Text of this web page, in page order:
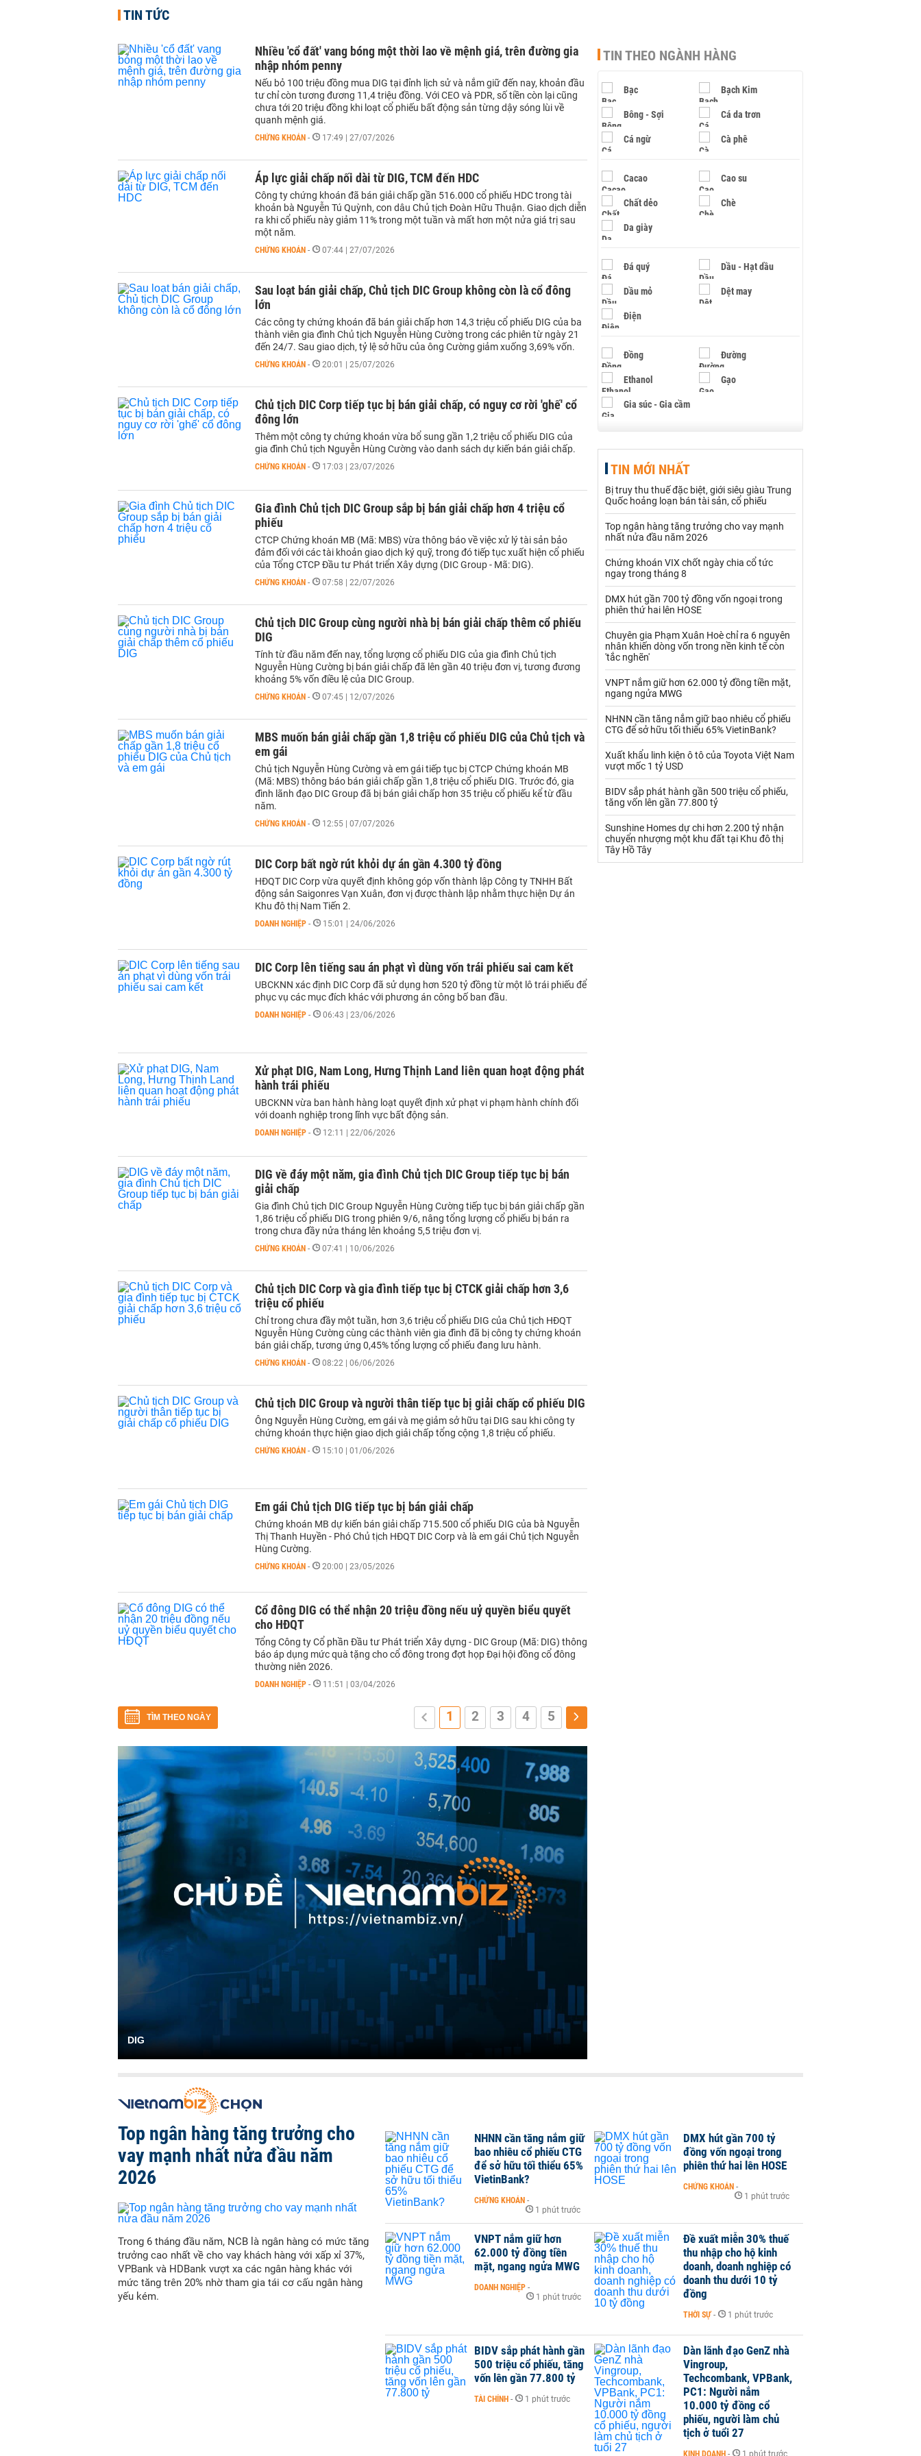
TIN TỨC
Nhiều 'cổ đất' vang bóng một thời lao về mệnh giá, trên đường gia
nhập nhóm penny
Nếu bỏ 100 triệu đồng mua DIG tại đỉnh lịch sử và nắm giữ đến nay, khoản đầu
tư chỉ còn tương đương 11,4 triệu đồng. Với CEO và PDR, số tiền còn lại cũng
chưa tới 20 triệu đồng khi loạt cổ phiếu bất động sản từng dậy sóng lùi về
quanh mệnh giá.
CHỨNG KHOÁN - 17:49 | 27/07/2026
Áp lực giải chấp nối dài từ DIG, TCM đến HDC
Công ty chứng khoán đã bán giải chấp gần 516.000 cổ phiếu HDC trong tài
khoản bà Nguyễn Tú Quỳnh, con dâu Chủ tịch Đoàn Hữu Thuận. Giao dịch diễn
ra khi cổ phiếu này giảm 11% trong một tuần và mất hơn một nửa giá trị sau
một năm.
CHỨNG KHOÁN - 07:44 | 27/07/2026
Sau loạt bán giải chấp, Chủ tịch DIC Group không còn là cổ đông
lớn
Các công ty chứng khoán đã bán giải chấp hơn 14,3 triệu cổ phiếu DIG của ba
thành viên gia đình Chủ tịch Nguyễn Hùng Cường trong các phiên từ ngày 21
đến 24/7. Sau giao dịch, tỷ lệ sở hữu của ông Cường giảm xuống 3,69% vốn.
CHỨNG KHOÁN - 20:01 | 25/07/2026
Chủ tịch DIC Corp tiếp tục bị bán giải chấp, có nguy cơ rời 'ghế' cổ
đông lớn
Thêm một công ty chứng khoán vừa bổ sung gần 1,2 triệu cổ phiếu DIG của
gia đình Chủ tịch Nguyễn Hùng Cường vào danh sách dự kiến bán giải chấp.
CHỨNG KHOÁN - 17:03 | 23/07/2026
Gia đình Chủ tịch DIC Group sắp bị bán giải chấp hơn 4 triệu cổ
phiếu
CTCP Chứng khoán MB (Mã: MBS) vừa thông báo về việc xử lý tài sản bảo
đảm đối với các tài khoản giao dịch ký quỹ, trong đó tiếp tục xuất hiện cổ phiếu
của Tổng CTCP Đầu tư Phát triển Xây dựng (DIC Group - Mã: DIG).
CHỨNG KHOÁN - 07:58 | 22/07/2026
Chủ tịch DIC Group cùng người nhà bị bán giải chấp thêm cổ phiếu
DIG
Tính từ đầu năm đến nay, tổng lượng cổ phiếu DIG của gia đình Chủ tịch
Nguyễn Hùng Cường bị bán giải chấp đã lên gần 40 triệu đơn vị, tương đương
khoảng 5% vốn điều lệ của DIC Group.
CHỨNG KHOÁN - 07:45 | 12/07/2026
MBS muốn bán giải chấp gần 1,8 triệu cổ phiếu DIG của Chủ tịch và
em gái
Chủ tịch Nguyễn Hùng Cường và em gái tiếp tục bị CTCP Chứng khoán MB
(Mã: MBS) thông báo bán giải chấp gần 1,8 triệu cổ phiếu DIG. Trước đó, gia
đình lãnh đạo DIC Group đã bị bán giải chấp hơn 35 triệu cổ phiếu kể từ đầu
năm.
CHỨNG KHOÁN - 12:55 | 07/07/2026
DIC Corp bất ngờ rút khỏi dự án gần 4.300 tỷ đồng
HĐQT DIC Corp vừa quyết định không góp vốn thành lập Công ty TNHH Bất
động sản Saigonres Vạn Xuân, đơn vị được thành lập nhằm thực hiện Dự án
Khu đô thị Nam Tiến 2.
DOANH NGHIỆP - 15:01 | 24/06/2026
DIC Corp lên tiếng sau án phạt vì dùng vốn trái phiếu sai cam kết
UBCKNN xác định DIC Corp đã sử dụng hơn 520 tỷ đồng từ một lô trái phiếu để
phục vụ các mục đích khác với phương án công bố ban đầu.
DOANH NGHIỆP - 06:43 | 23/06/2026
Xử phạt DIG, Nam Long, Hưng Thịnh Land liên quan hoạt động phát
hành trái phiếu
UBCKNN vừa ban hành hàng loạt quyết định xử phạt vi phạm hành chính đối
với doanh nghiệp trong lĩnh vực bất động sản.
DOANH NGHIỆP - 12:11 | 22/06/2026
DIG về đáy một năm, gia đình Chủ tịch DIC Group tiếp tục bị bán
giải chấp
Gia đình Chủ tịch DIC Group Nguyễn Hùng Cường tiếp tục bị bán giải chấp gần
1,86 triệu cổ phiếu DIG trong phiên 9/6, nâng tổng lượng cổ phiếu bị bán ra
trong chưa đầy nửa tháng lên khoảng 5,5 triệu đơn vị.
CHỨNG KHOÁN - 07:41 | 10/06/2026
Chủ tịch DIC Corp và gia đình tiếp tục bị CTCK giải chấp hơn 3,6
triệu cổ phiếu
Chỉ trong chưa đầy một tuần, hơn 3,6 triệu cổ phiếu DIG của Chủ tịch HĐQT
Nguyễn Hùng Cường cùng các thành viên gia đình đã bị công ty chứng khoán
bán giải chấp, tương ứng 0,45% tổng lượng cổ phiếu đang lưu hành.
CHỨNG KHOÁN - 08:22 | 06/06/2026
Chủ tịch DIC Group và người thân tiếp tục bị giải chấp cổ phiếu DIG
Ông Nguyễn Hùng Cường, em gái và mẹ giảm sở hữu tại DIG sau khi công ty
chứng khoán thực hiện giao dịch giải chấp tổng cộng 1,8 triệu cổ phiếu.
CHỨNG KHOÁN - 15:10 | 01/06/2026
Em gái Chủ tịch DIG tiếp tục bị bán giải chấp
Chứng khoán MB dự kiến bán giải chấp 715.500 cổ phiếu DIG của bà Nguyễn
Thị Thanh Huyền - Phó Chủ tịch HĐQT DIC Corp và là em gái Chủ tịch Nguyễn
Hùng Cường.
CHỨNG KHOÁN - 20:00 | 23/05/2026
Cổ đông DIG có thể nhận 20 triệu đồng nếu uỷ quyền biểu quyết
cho HĐQT
Tổng Công ty Cổ phần Đầu tư Phát triển Xây dựng - DIC Group (Mã: DIG) thông
báo áp dụng mức quà tặng cho cổ đông trong đợt họp Đại hội đồng cổ đông
thường niên 2026.
DOANH NGHIỆP - 11:51 | 03/04/2026
TÌM THEO NGÀY 1 2 3 4 5
DIG
TIN THEO NGÀNH HÀNG
Bạc Bạch Kim
Bông - Sợi Cá da trơn
Cá ngừ Cà phê
Cacao Cao su
Chất dẻo Chè
Da giày
Đá quý Dầu - Hạt dầu
Dầu mỏ Dệt may
Điện
Đồng Đường
Ethanol Gạo
Gia súc - Gia cầm
Hạt điều
Khí đốt
Kim loại khác Mắc ca
Muối Ngũ cốc
Nhựa - Hạt nhựa
Palladium Phân bón
Rau - Củ -Quả Sắt thép
Sữa
Than Thức ăn chăn nuôi
Thủy hải sản khác Tôm
Vàng
VLXD khác Xăng dầu
Xi măng - Clynker
TIN MỚI NHẤT
Bị truy thu thuế đặc biệt, giới siêu giàu Trung
Quốc hoảng loạn bán tài sản, cổ phiếu
Top ngân hàng tăng trưởng cho vay mạnh
nhất nửa đầu năm 2026
Chứng khoán VIX chốt ngày chia cổ tức
ngay trong tháng 8
DMX hút gần 700 tỷ đồng vốn ngoại trong
phiên thứ hai lên HOSE
Chuyên gia Phạm Xuân Hoè chỉ ra 6 nguyên
nhân khiến dòng vốn trong nền kinh tế còn
'tắc nghẽn'
VNPT nắm giữ hơn 62.000 tỷ đồng tiền mặt,
ngang ngửa MWG
NHNN cần tăng nắm giữ bao nhiêu cổ phiếu
CTG để sở hữu tối thiểu 65% VietinBank?
Xuất khẩu linh kiện ô tô của Toyota Việt Nam
vượt mốc 1 tỷ USD
BIDV sắp phát hành gần 500 triệu cổ phiếu,
tăng vốn lên gần 77.800 tỷ
Sunshine Homes dự chi hơn 2.200 tỷ nhận
chuyển nhượng một khu đất tại Khu đô thị
Tây Hồ Tây
Top ngân hàng tăng trưởng cho
vay mạnh nhất nửa đầu năm
2026
Trong 6 tháng đầu năm, NCB là ngân hàng có mức tăng
trưởng cao nhất về cho vay khách hàng với xấp xỉ 37%,
VPBank và HDBank vượt xa các ngân hàng khác với
mức tăng trên 20% nhờ tham gia tái cơ cấu ngân hàng
yếu kém.
NHNN cần tăng nắm giữ
bao nhiêu cổ phiếu CTG
để sở hữu tối thiểu 65%
VietinBank?
CHỨNG KHOÁN -
1 phút trước
DMX hút gần 700 tỷ
đồng vốn ngoại trong
phiên thứ hai lên HOSE
CHỨNG KHOÁN -
1 phút trước
VNPT nắm giữ hơn
62.000 tỷ đồng tiền
mặt, ngang ngửa MWG
DOANH NGHIỆP -
1 phút trước
Đề xuất miễn 30% thuế
thu nhập cho hộ kinh
doanh, doanh nghiệp có
doanh thu dưới 10 tỷ
đồng
THỜI SỰ - 1 phút trước
BIDV sắp phát hành gần
500 triệu cổ phiếu, tăng
vốn lên gần 77.800 tỷ
TÀI CHÍNH - 1 phút trước
Dàn lãnh đạo GenZ nhà
Vingroup,
Techcombank, VPBank,
PC1: Người nắm
10.000 tỷ đồng cổ
phiếu, người làm chủ
tịch ở tuổi 27
KINH DOANH - 1 phút trước